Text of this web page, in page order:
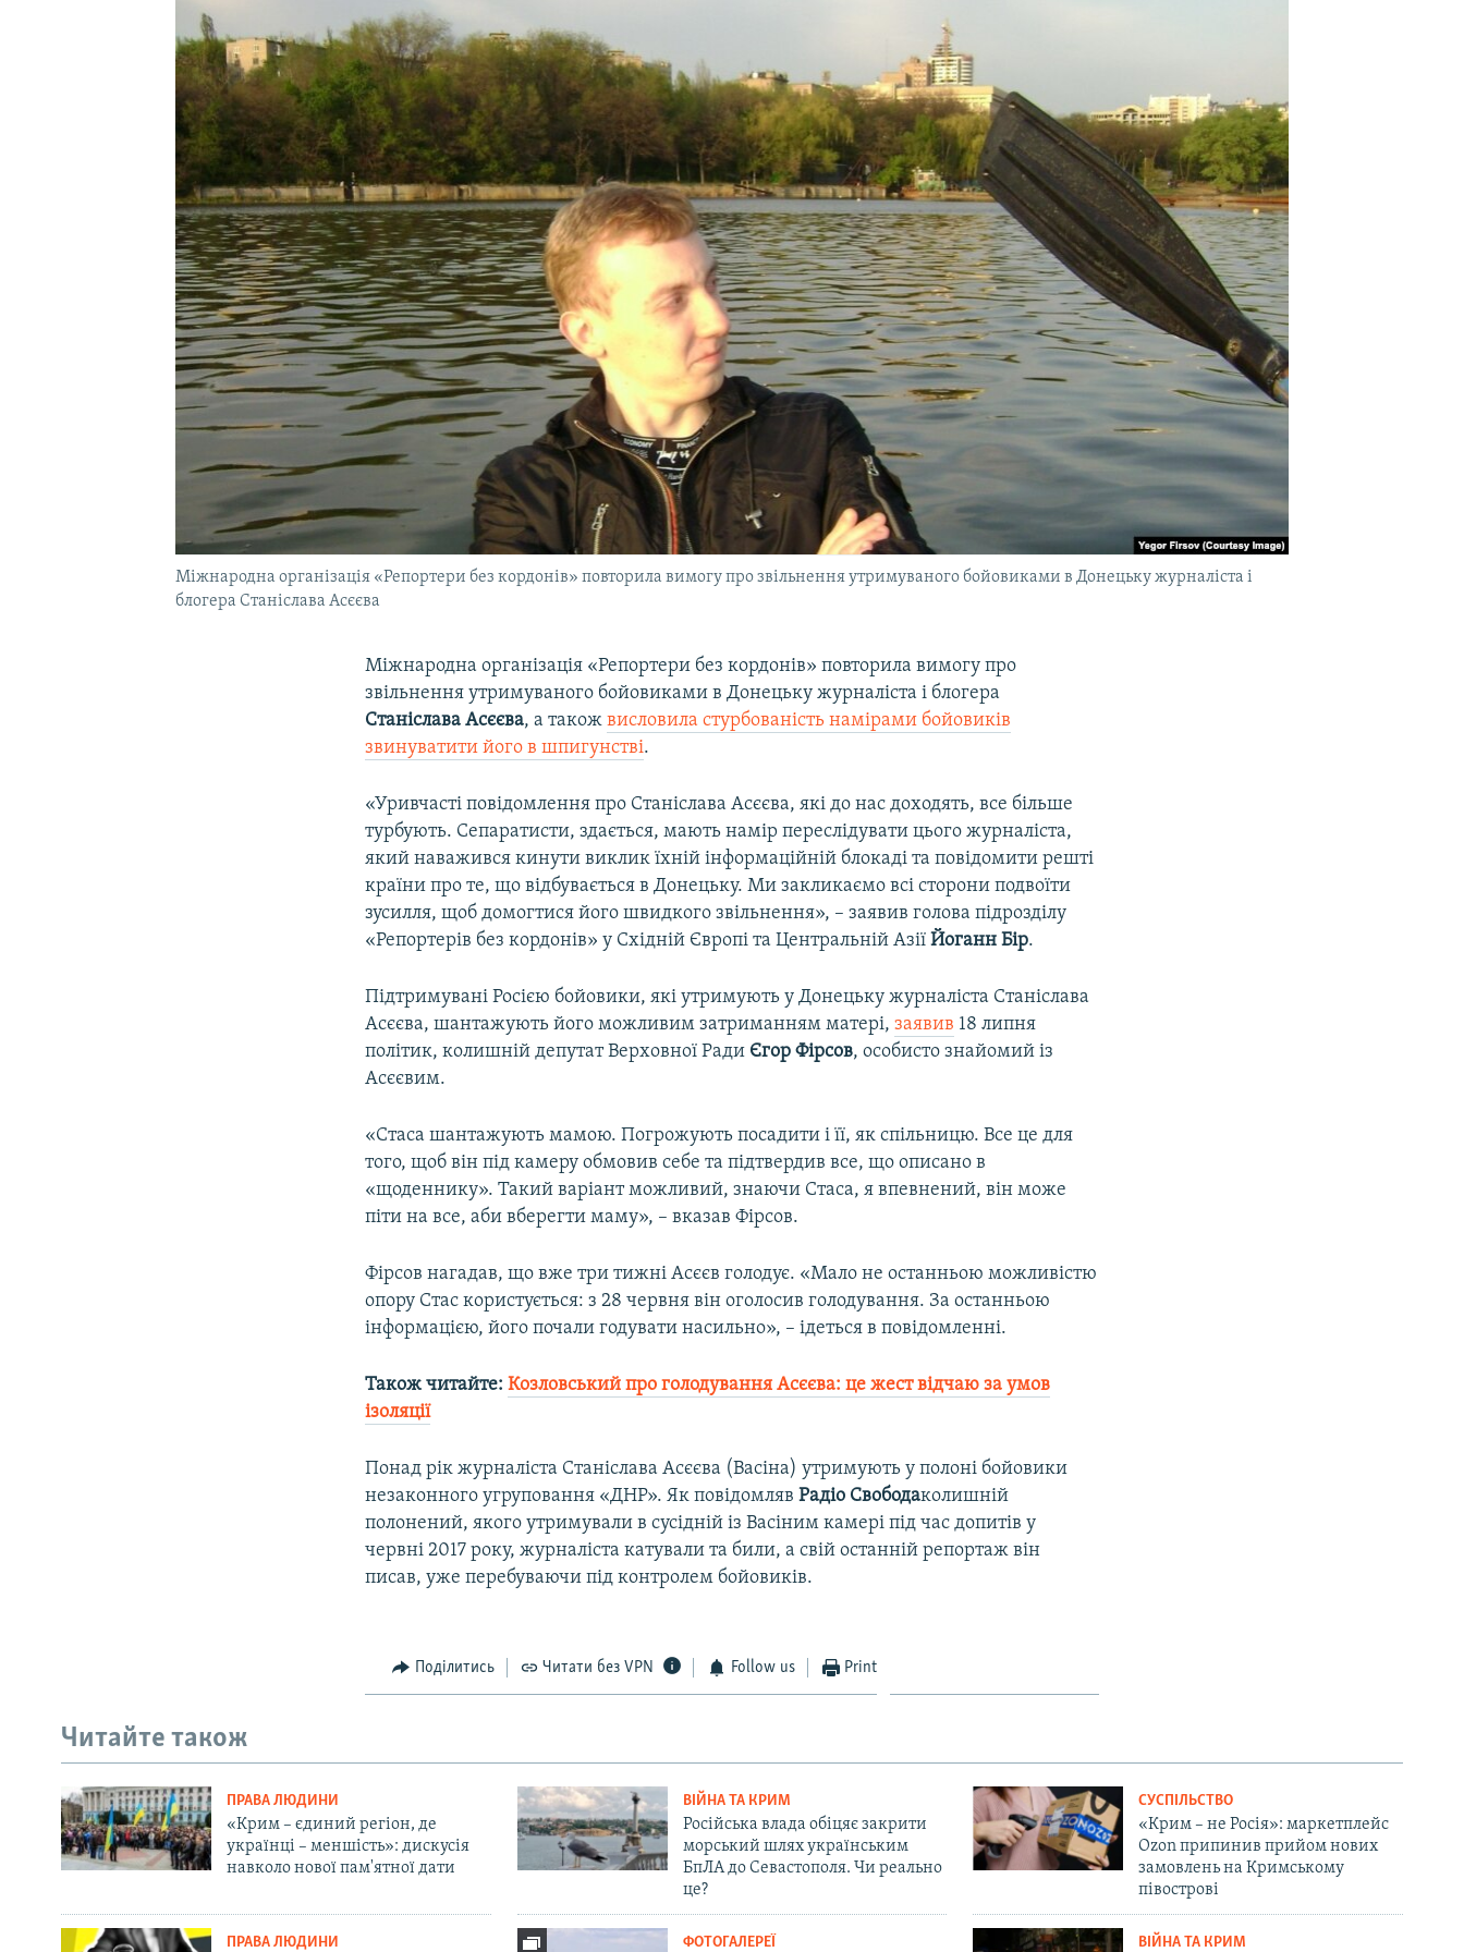
УКРАЇНСЬКА ПРОБЛЕМА КРИМУ
Міжнародна організація «Репортери без кордонів» повторила вимогу про звільнення утримуваного бойовиками в Донецьку журналіста і
блогера Станіслава Асєєва
Міжнародна організація «Репортери без кордонів» повторила вимогу про
звільнення утримуваного бойовиками в Донецьку журналіста і блогера
Станіслава Асєєва, а такожвисловила стурбованість намірами бойовиків
звинуватити його в шпигунстві.
«Уривчасті повідомлення про Станіслава Асєєва, які до нас доходять, все більше
турбують. Сепаратисти, здається, мають намір переслідувати цього журналіста,
який наважився кинути виклик їхній інформаційній блокаді та повідомити решті
країни про те, що відбувається в Донецьку. Ми закликаємо всі сторони подвоїти
зусилля, щоб домогтися його швидкого звільнення», – заявив голова підрозділу
«Репортерів без кордонів» у Східній Європі та Центральній АзіїЙоганн Бір.
Підтримувані Росією бойовики, які утримують у Донецьку журналіста Станіслава
Асєєва, шантажують його можливим затриманням матері,заявив 18 липня
політик, колишній депутат Верховної Ради Єгор Фірсов, особисто знайомий із
Асєєвим.
«Стаса шантажують мамою. Погрожують посадити і її, як спільницю. Все це для
того, щоб він під камеру обмовив себе та підтвердив все, що описано в
«щоденнику». Такий варіант можливий, знаючи Стаса, я впевнений, він може
піти на все, аби вберегти маму», – вказав Фірсов.
Фірсов нагадав, що вже три тижні Асєєв голодує. «Мало не останньою можливістю
опору Стас користується: з 28 червня він оголосив голодування. За останньою
інформацією, його почали годувати насильно», – ідеться в повідомленні.
Також читайте:Козловський про голодування Асєєва: це жест відчаю за умов
ізоляції
Понад рік журналіста Станіслава Асєєва (Васіна) утримують у полоні бойовики
незаконного угруповання «ДНР». Як повідомлявРадіо Свободаколишній
полонений, якого утримували в сусідній із Васіним камері під час допитів у
червні 2017 року, журналіста катували та били, а свій останній репортаж він
писав, уже перебуваючи під контролем бойовиків.
Поділитись Читати без VPN Follow us Print
Читайте також
ПРАВА ЛЮДИНИ
«Крим – єдиний регіон, де
українці – меншість»: дискусія
навколо нової пам'ятної дати
ВІЙНА ТА КРИМ
Російська влада обіцяє закрити
морський шлях українським
БпЛА до Севастополя. Чи реально
це?
СУСПІЛЬСТВО
«Крим – не Росія»: маркетплейс
Ozon припинив прийом нових
замовлень на Кримському
півострові
ПРАВА ЛЮДИНИ ФОТОГАЛЕРЕЇ ВІЙНА ТА КРИМ